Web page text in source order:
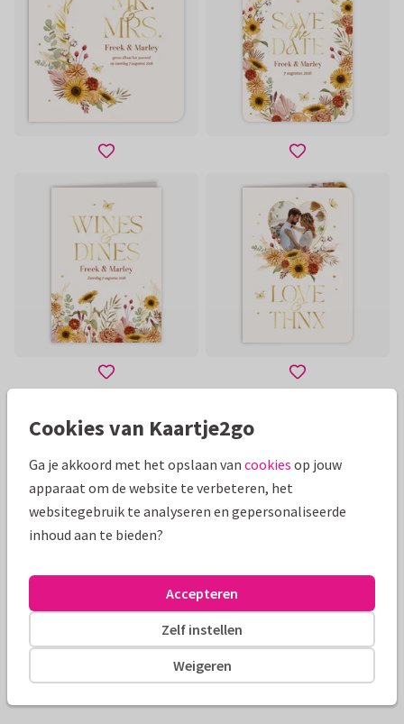
Toon meer
Mooie extra's bij je kaart
Cookies van Kaartje2go
Ga je akkoord met het opslaan van cookies op jouw
apparaat om de website te verbeteren, het
websitegebruik te analyseren en gepersonaliseerde
inhoud aan te bieden?
Weigeren
Zelf instellen
Accepteren